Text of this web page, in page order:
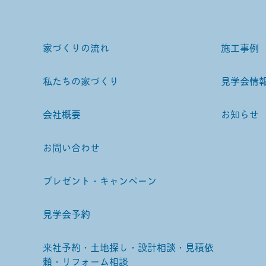
家づくりの流れ
私たちの家づくり
会社概要
お問い合わせ
プレゼント・キャンペーン
見学会予約
来社予約・土地探し・設計相談・見積依
頼・リフォーム相談
施工事例
見学会情
お知らせ